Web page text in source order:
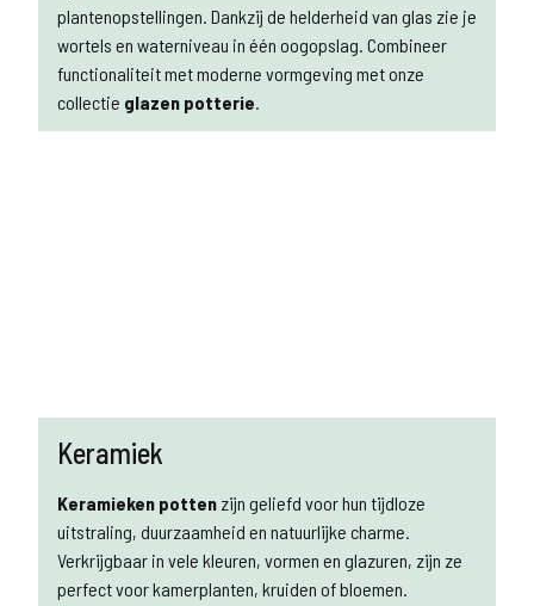
plantenopstellingen. Dankzij de helderheid van glas zie je
wortels en waterniveau in één oogopslag. Combineer
functionaliteit met moderne vormgeving met onze
collectie glazen potterie.
Keramiek
Keramieken potten zijn geliefd voor hun tijdloze
uitstraling, duurzaamheid en natuurlijke charme.
Verkrijgbaar in vele kleuren, vormen en glazuren, zijn ze
perfect voor kamerplanten, kruiden of bloemen.